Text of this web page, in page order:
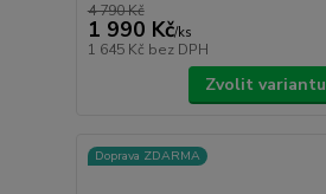
4 790 Kč
1 990 Kč/ks
1 645 Kč bez DPH
Zvolit variantu
Doprava ZDARMA